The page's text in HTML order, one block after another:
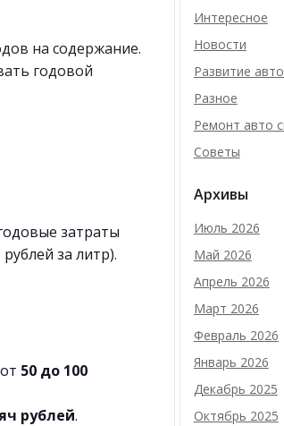
на содержание.
годовой
затраты
за литр).
50 до 100
рублей.
Интересное
Новости
Развитие
Разное
Ремонт авто
Советы
Архивы
Июль 2026
Май 2026
Апрель 2026
Март 2026
Февраль 2026
Январь 2026
Декабрь 2025
Октябрь 2025